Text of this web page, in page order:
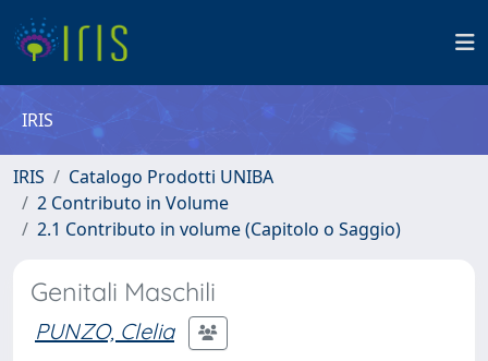
IRIS
IRIS
Catalogo Prodotti UNIBA
2 Contributo in Volume
2.1 Contributo in volume (Capitolo o Saggio)
Genitali Maschili
PUNZO, Clelia